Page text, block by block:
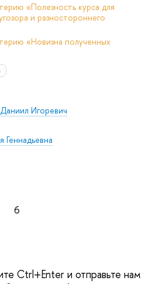
Игоревич
Геннадьевна
«Полезность курса для
и разностороннего
«Новизна полученных
6
Ctrl+Enter и отправьте нам